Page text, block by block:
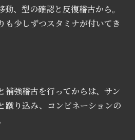
、型の確認と反復稽古から。
も少しずつスタミナが付いてき
補強稽古を行ってからは、サン
蹴り込み、 コンビネーションの